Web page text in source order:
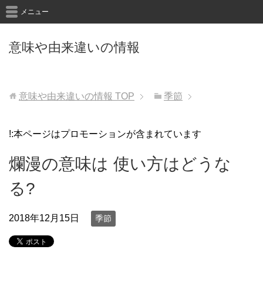
意味や由来違いの情報
メニュー
意味や由来違いの情報 TOP 季節
!:本ページはプロモーションが含まれています
爛漫の意味は 使い方はどうな
る?
2018年12月15日 季節